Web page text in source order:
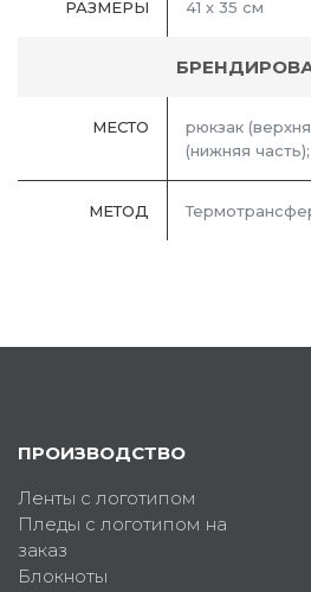
РАЗМЕРЫ 41 х 35 см
МЕСТО
рюкзак
(нижняя часть);
МЕТОД
ПРОИЗВОДСТВО
Ленты с логотипом
Пледы с логотипом на
заказ
Блокноты